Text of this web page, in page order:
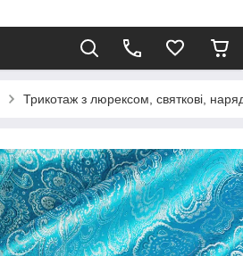
Трикотаж з люрексом, святкові,